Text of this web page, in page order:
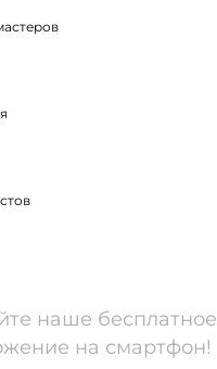
наше бесплатное
на смартфон!